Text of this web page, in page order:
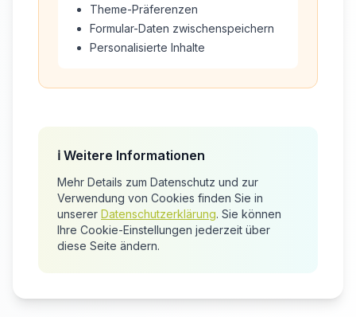
Theme-Präferenzen
Formular-Daten zwischenspeichern
Personalisierte Inhalte
ℹ️ Weitere Informationen
Mehr Details zum Datenschutz und zur
Verwendung von Cookies finden Sie in
unserer Datenschutzerklärung. Sie können
Ihre Cookie-Einstellungen jederzeit über
diese Seite ändern.